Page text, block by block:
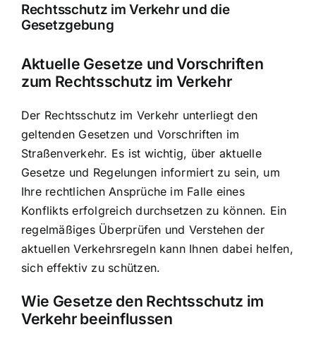
Rechtsschutz im Verkehr und die
Gesetzgebung
Aktuelle Gesetze und Vorschriften
zum Rechtsschutz im Verkehr
Der Rechtsschutz im Verkehr unterliegt den
geltenden Gesetzen und Vorschriften im
Straßenverkehr. Es ist wichtig, über aktuelle
Gesetze und Regelungen informiert zu sein, um
Ihre rechtlichen Ansprüche im Falle eines
Konflikts erfolgreich durchsetzen zu können. Ein
regelmäßiges Überprüfen und Verstehen der
aktuellen Verkehrsregeln kann Ihnen dabei helfen,
sich effektiv zu schützen.
Wie Gesetze den Rechtsschutz im
Verkehr beeinflussen